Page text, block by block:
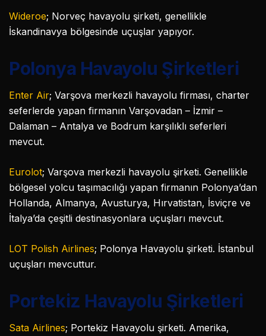
Wideroe; Norveç havayolu şirketi, genellikle
İskandinavya bölgesinde uçuşlar yapıyor.
Polonya Havayolu Şirketleri
Enter Air; Varşova merkezli havayolu firması, charter
seferlerde yapan firmanın Varşovadan – İzmir –
Dalaman – Antalya ve Bodrum karşılıklı seferleri
mevcut.
Eurolot; Varşova merkezli havayolu şirketi. Genellikle
bölgesel yolcu taşımacılığı yapan firmanın Polonya’dan
Hollanda, Almanya, Avusturya, Hırvatistan, İsviçre ve
İtalya’da çeşitli destinasyonlara uçuşları mevcut.
LOT Polish Airlines; Polonya Havayolu şirketi. İstanbul
uçuşları mevcuttur.
Portekiz Havayolu Şirketleri
Sata Airlines; Portekiz Havayolu şirketi. Amerika,